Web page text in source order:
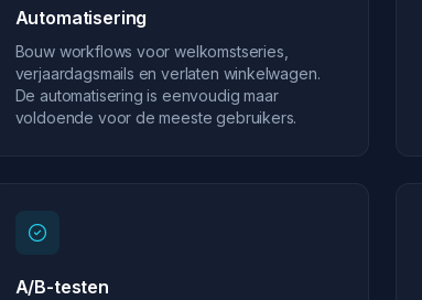
Automatisering
Bouw workflows voor welkomstseries,
verjaardagsmails en verlaten winkelwagen.
De automatisering is eenvoudig maar
voldoende voor de meeste gebruikers.
A/B-testen